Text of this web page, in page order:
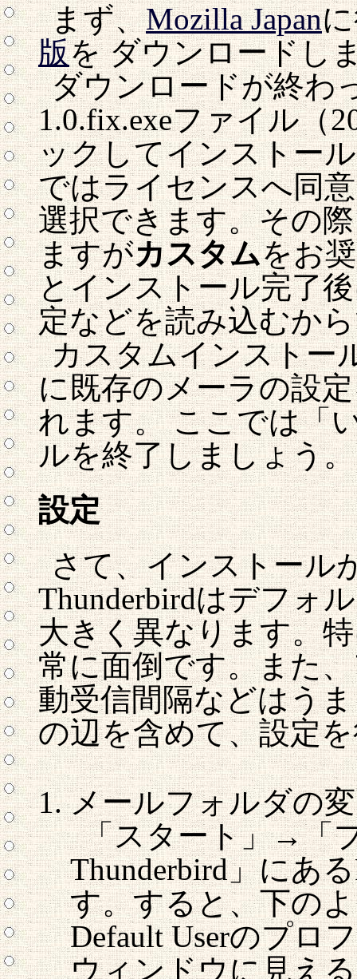
まず、Mozilla Japan
版を ダウンロードし
ダウンロードが終わ
1.0.fix.exeファイル（
ックしてインストー
ではライセンスへ同
選択できます。その
ますがカスタムをお
とインストール完了
定などを読み込むか
カスタムインストー
に既存のメーラの設
れます。 ここでは「
ルを終了しましょう。
設定
さて、インストール
Thunderbirdはデフォ
大きく異なります。
常に面倒です。また
動受信間隔などはう
の辺を含めて、設定
メールフォルダの
「スタート」→「
Thunderbird」にあ
す。すると、下の
Default Userのプロ
ウィンドウに見え